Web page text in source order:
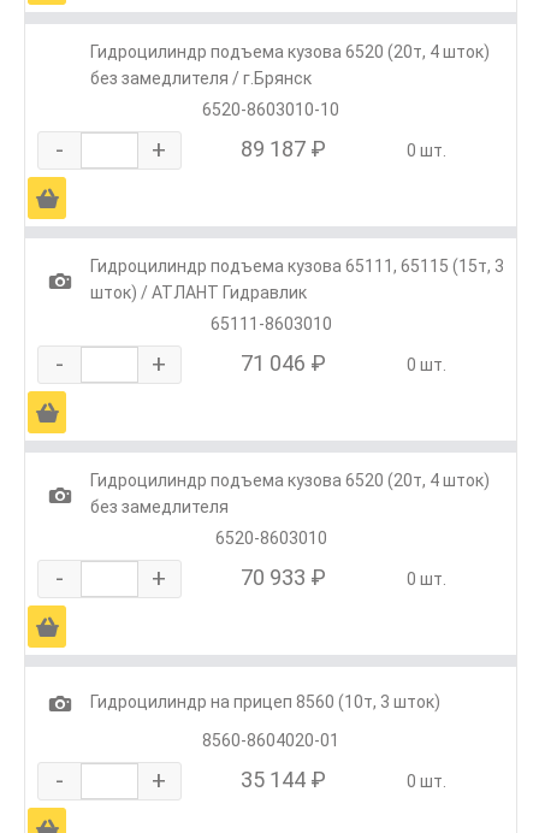
Гидроцилиндр подъема кузова 6520 (20т, 4 шток)
без замедлителя / г.Брянск
6520-8603010-10
- + 89 187 ₽ 0 шт.
Ä
1
Гидроцилиндр подъема кузова 65111, 65115 (15т, 3
шток) / АТЛАНТ Гидравлик
65111-8603010
- + 71 046 ₽ 0 шт.
Ä
1
Гидроцилиндр подъема кузова 6520 (20т, 4 шток)
без замедлителя
6520-8603010
- + 70 933 ₽ 0 шт.
Ä
1
Гидроцилиндр на прицеп 8560 (10т, 3 шток)
8560-8604020-01
- + 35 144 ₽ 0 шт.